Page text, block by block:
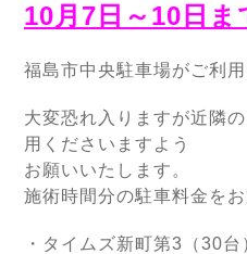
10月7日～10日ま
福島市中央駐車場がご利用
大変恐れ入りますが近隣
用くださいますよう
お願いいたします。
施術時間分の駐車料金を
・タイムズ新町第3（30台